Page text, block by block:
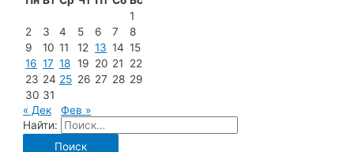
1
2
3 4 5 6 7
8
9
10 11 12 13 14 15
16 17 18 19 20 21
22
23 24 25 26 27 28 29
30 31
« Дек
Фев »
Найти: